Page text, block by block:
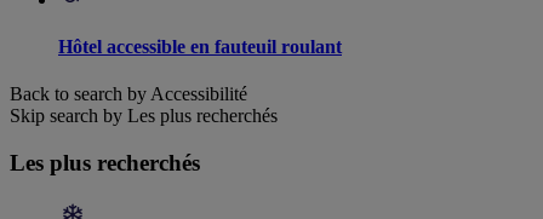
Hôtel accessible en fauteuil roulant
Back to search by Accessibilité
Skip search by Les plus recherchés
Les plus recherchés